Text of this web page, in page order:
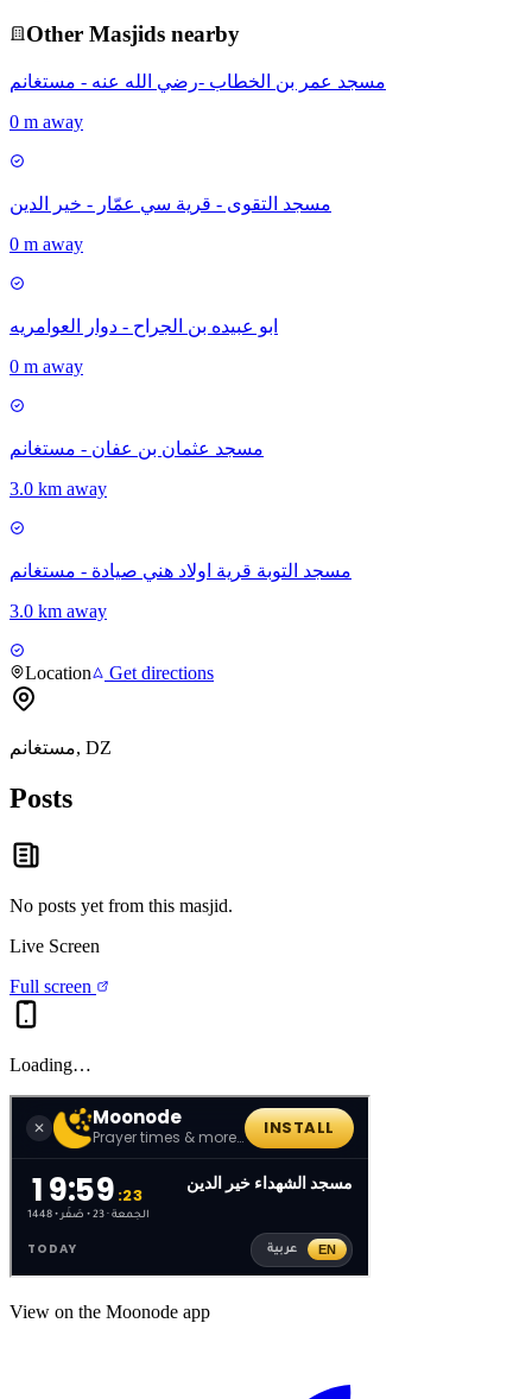
Other Masjids nearby
مسجد عمر بن الخطاب -رضي الله عنه - مستغانم
0 m away
مسجد التقوى - قرية سي عمّار - خير الدين
0 m away
ابو عبيده بن الجراح - دوار العوامريه
0 m away
مسجد عثمان بن عفان - مستغانم
3.0 km away
مسجد التوبة قرية اولاد هني صيادة - مستغانم
3.0 km away
Location Get directions
مستغانم, DZ
Posts
No posts yet from this masjid.
Live Screen
Full screen
Loading…
View on the Moonode app